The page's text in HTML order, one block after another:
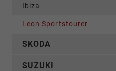
Ibiza
Leon Sportstourer
SKODA
SUZUKI